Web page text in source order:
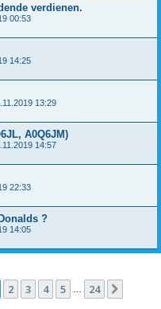
verdienen.
00:53
14:25
13:29
A0Q6JM)
14:57
22:33
?
14:05
1von 24
2 3 4 5 24